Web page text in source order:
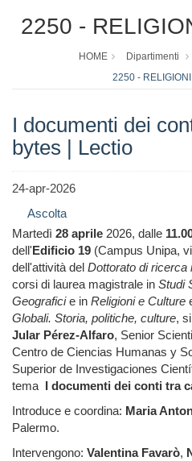
2250 -
HOME Dipartimenti
2250 -
I documenti dei
bytes | Lectio
24-apr-2026
Ascolta
Martedì 28 aprile 2026, dalle
dell'Edificio 19 (Campus Unipa,
dell'attività del Dottorato di ricerca
corsi di laurea magistrale in Studi
Geograficie in Religioni e Culture
Globali. Storia, politiche, culture,
Jular Pérez-Alfaro, Senior
Centro de Ciencias Humanas y
Superior de Investigaciones
tema I documenti dei conti tra
Introduce e coordina: Maria
Palermo.
Intervengono: Valentina Favarò,